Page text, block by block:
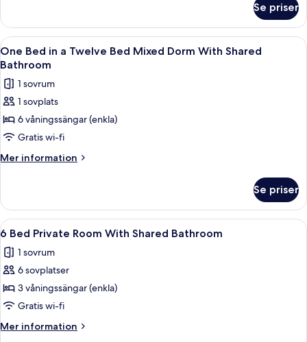
Bed
Female
Dorm
With
Shared
Bathroom
Bed
in
a
Four
Female
Dorm
Shared
Bathroom
Se priser
Öppna
alla
foton
för
One
Bed
in
a
Mixed
Dorm
With
Shared
Bathroom
Våningssängar i ett rum med en
9
One Bed in a Twelve Bed Mixed Dorm With Shared
Bathroom
1 sovrum
1 sovplats
6 våningssängar (enkla)
Gratis wi-fi
Mer information
Mer
Bed
in
a
Bed
Mixed
With
Shared
Se priser
Öppna
alla
foton
för
6
Bed
Private
Room
Ett rum med en våningssäng, en
7
6 Bed Private Room With Shared Bathroom
1 sovrum
6 sovplatser
3 våningssängar (enkla)
Gratis wi-fi
Mer information
Mer